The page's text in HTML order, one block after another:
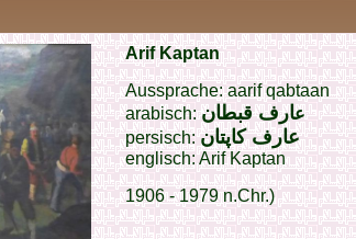
Arif Kaptan
Aussprache: aarif qabtaan
arabisch:
عارف قبطان
persisch:عارف کاپتان
englisch: Arif Kaptan
1906 - 1979 n.Chr.)